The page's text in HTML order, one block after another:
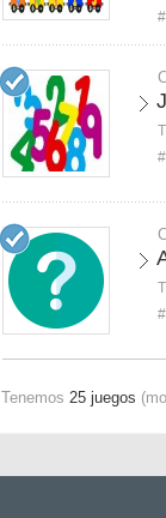
Tenemos 25 juegos